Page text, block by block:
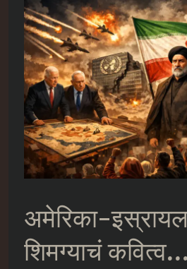
शिमग्याचं
कवित्व….##4
अमेरिका-
शिमग्याचं